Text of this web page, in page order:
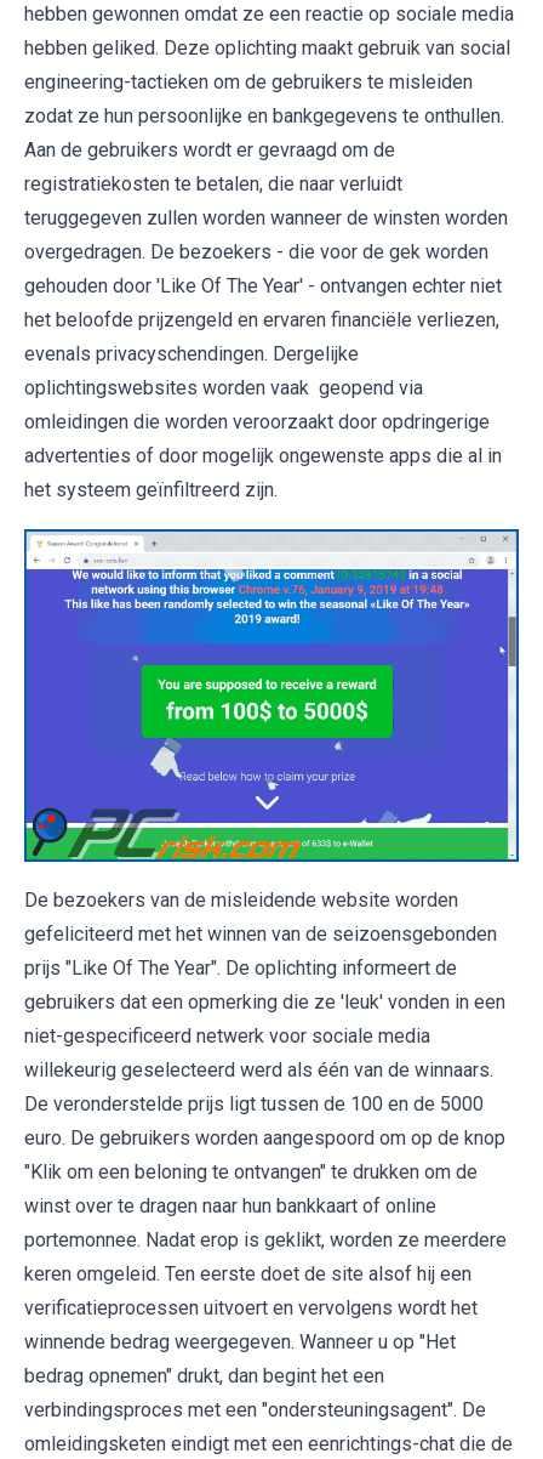
hebben gewonnen omdat ze een reactie op sociale media
hebben geliked. Deze oplichting maakt gebruik van social
engineering-tactieken om de gebruikers te misleiden
zodat ze hun persoonlijke en bankgegevens te onthullen.
Aan de gebruikers wordt er gevraagd om de
registratiekosten te betalen, die naar verluidt
teruggegeven zullen worden wanneer de winsten worden
overgedragen. De bezoekers - die voor de gek worden
gehouden door 'Like Of The Year' - ontvangen echter niet
het beloofde prijzengeld en ervaren financiële verliezen,
evenals privacyschendingen. Dergelijke
oplichtingswebsites worden vaak geopend via
omleidingen die worden veroorzaakt door opdringerige
advertenties of door mogelijk ongewenste apps die al in
het systeem geïnfiltreerd zijn.
De bezoekers van de misleidende website worden
gefeliciteerd met het winnen van de seizoensgebonden
prijs "Like Of The Year". De oplichting informeert de
gebruikers dat een opmerking die ze 'leuk' vonden in een
niet-gespecificeerd netwerk voor sociale media
willekeurig geselecteerd werd als één van de winnaars.
De veronderstelde prijs ligt tussen de 100 en de 5000
euro. De gebruikers worden aangespoord om op de knop
"Klik om een ​​beloning te ontvangen" te drukken om de
winst over te dragen naar hun bankkaart of online
portemonnee. Nadat erop is geklikt, worden ze meerdere
keren omgeleid. Ten eerste doet de site alsof hij een
verificatieprocessen uitvoert en vervolgens wordt het
winnende bedrag weergegeven. Wanneer u op "Het
bedrag opnemen" drukt, dan begint het een
verbindingsproces met een "ondersteuningsagent". De
omleidingsketen eindigt met een eenrichtings-chat die de